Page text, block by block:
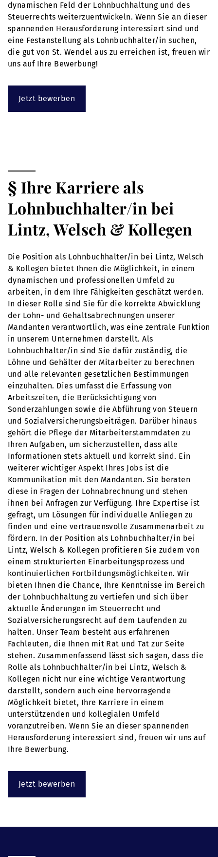
dynamischen Feld der Lohnbuchhaltung und des
Steuerrechts weiterzuentwickeln. Wenn Sie an dieser
spannenden Herausforderung interessiert sind und
eine Festanstellung als Lohnbuchhalter/in suchen,
die gut von St. Wendel aus zu erreichen ist, freuen wir
uns auf Ihre Bewerbung!
Jetzt bewerben
§ Ihre Karriere als
Lohnbuchhalter/in bei
Lintz, Welsch & Kollegen
Die Position als Lohnbuchhalter/in bei Lintz, Welsch
& Kollegen bietet Ihnen die Möglichkeit, in einem
dynamischen und professionellen Umfeld zu
arbeiten, in dem Ihre Fähigkeiten geschätzt werden.
In dieser Rolle sind Sie für die korrekte Abwicklung
der Lohn- und Gehaltsabrechnungen unserer
Mandanten verantwortlich, was eine zentrale Funktion
in unserem Unternehmen darstellt. Als
Lohnbuchhalter/in sind Sie dafür zuständig, die
Löhne und Gehälter der Mitarbeiter zu berechnen
und alle relevanten gesetzlichen Bestimmungen
einzuhalten. Dies umfasst die Erfassung von
Arbeitszeiten, die Berücksichtigung von
Sonderzahlungen sowie die Abführung von Steuern
und Sozialversicherungsbeiträgen. Darüber hinaus
gehört die Pflege der Mitarbeiterstammdaten zu
Ihren Aufgaben, um sicherzustellen, dass alle
Informationen stets aktuell und korrekt sind. Ein
weiterer wichtiger Aspekt Ihres Jobs ist die
Kommunikation mit den Mandanten. Sie beraten
diese in Fragen der Lohnabrechnung und stehen
ihnen bei Anfragen zur Verfügung. Ihre Expertise ist
gefragt, um Lösungen für individuelle Anliegen zu
finden und eine vertrauensvolle Zusammenarbeit zu
fördern. In der Position als Lohnbuchhalter/in bei
Lintz, Welsch & Kollegen profitieren Sie zudem von
einem strukturierten Einarbeitungsprozess und
kontinuierlichen Fortbildungsmöglichkeiten. Wir
bieten Ihnen die Chance, Ihre Kenntnisse im Bereich
der Lohnbuchhaltung zu vertiefen und sich über
aktuelle Änderungen im Steuerrecht und
Sozialversicherungsrecht auf dem Laufenden zu
halten. Unser Team besteht aus erfahrenen
Fachleuten, die Ihnen mit Rat und Tat zur Seite
stehen. Zusammenfassend lässt sich sagen, dass die
Rolle als Lohnbuchhalter/in bei Lintz, Welsch &
Kollegen nicht nur eine wichtige Verantwortung
darstellt, sondern auch eine hervorragende
Möglichkeit bietet, Ihre Karriere in einem
unterstützenden und kollegialen Umfeld
voranzutreiben. Wenn Sie an dieser spannenden
Herausforderung interessiert sind, freuen wir uns auf
Ihre Bewerbung.
Jetzt bewerben